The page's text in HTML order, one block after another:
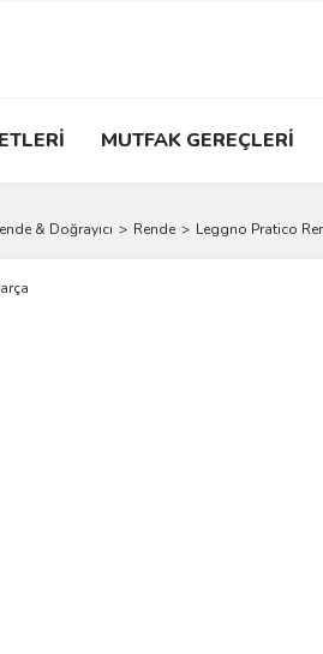
MUTFAK GEREÇLERİ
& Doğrayıcı Rende Leggno Pratico